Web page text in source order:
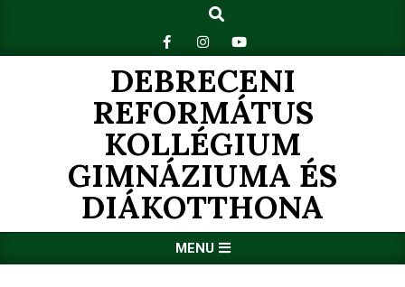
content
Search
DEBRECENI
REFORMÁTUS
KOLLÉGIUM
GIMNÁZIUMA ÉS
DIÁKOTTHONA
Navigation
MENU